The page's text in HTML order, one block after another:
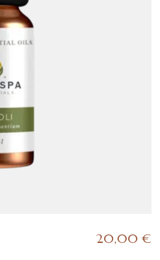
20,00 €